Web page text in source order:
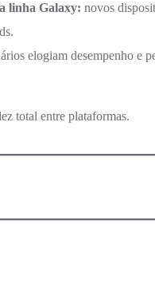
linha Galaxy: novos
elogiam desempenho e
total entre plataformas.